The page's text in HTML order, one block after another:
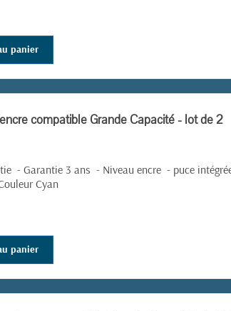
panier
compatible Grande Capacité - lot de 2
- Garantie 3 ans - Niveau encre - puce
Cyan
panier